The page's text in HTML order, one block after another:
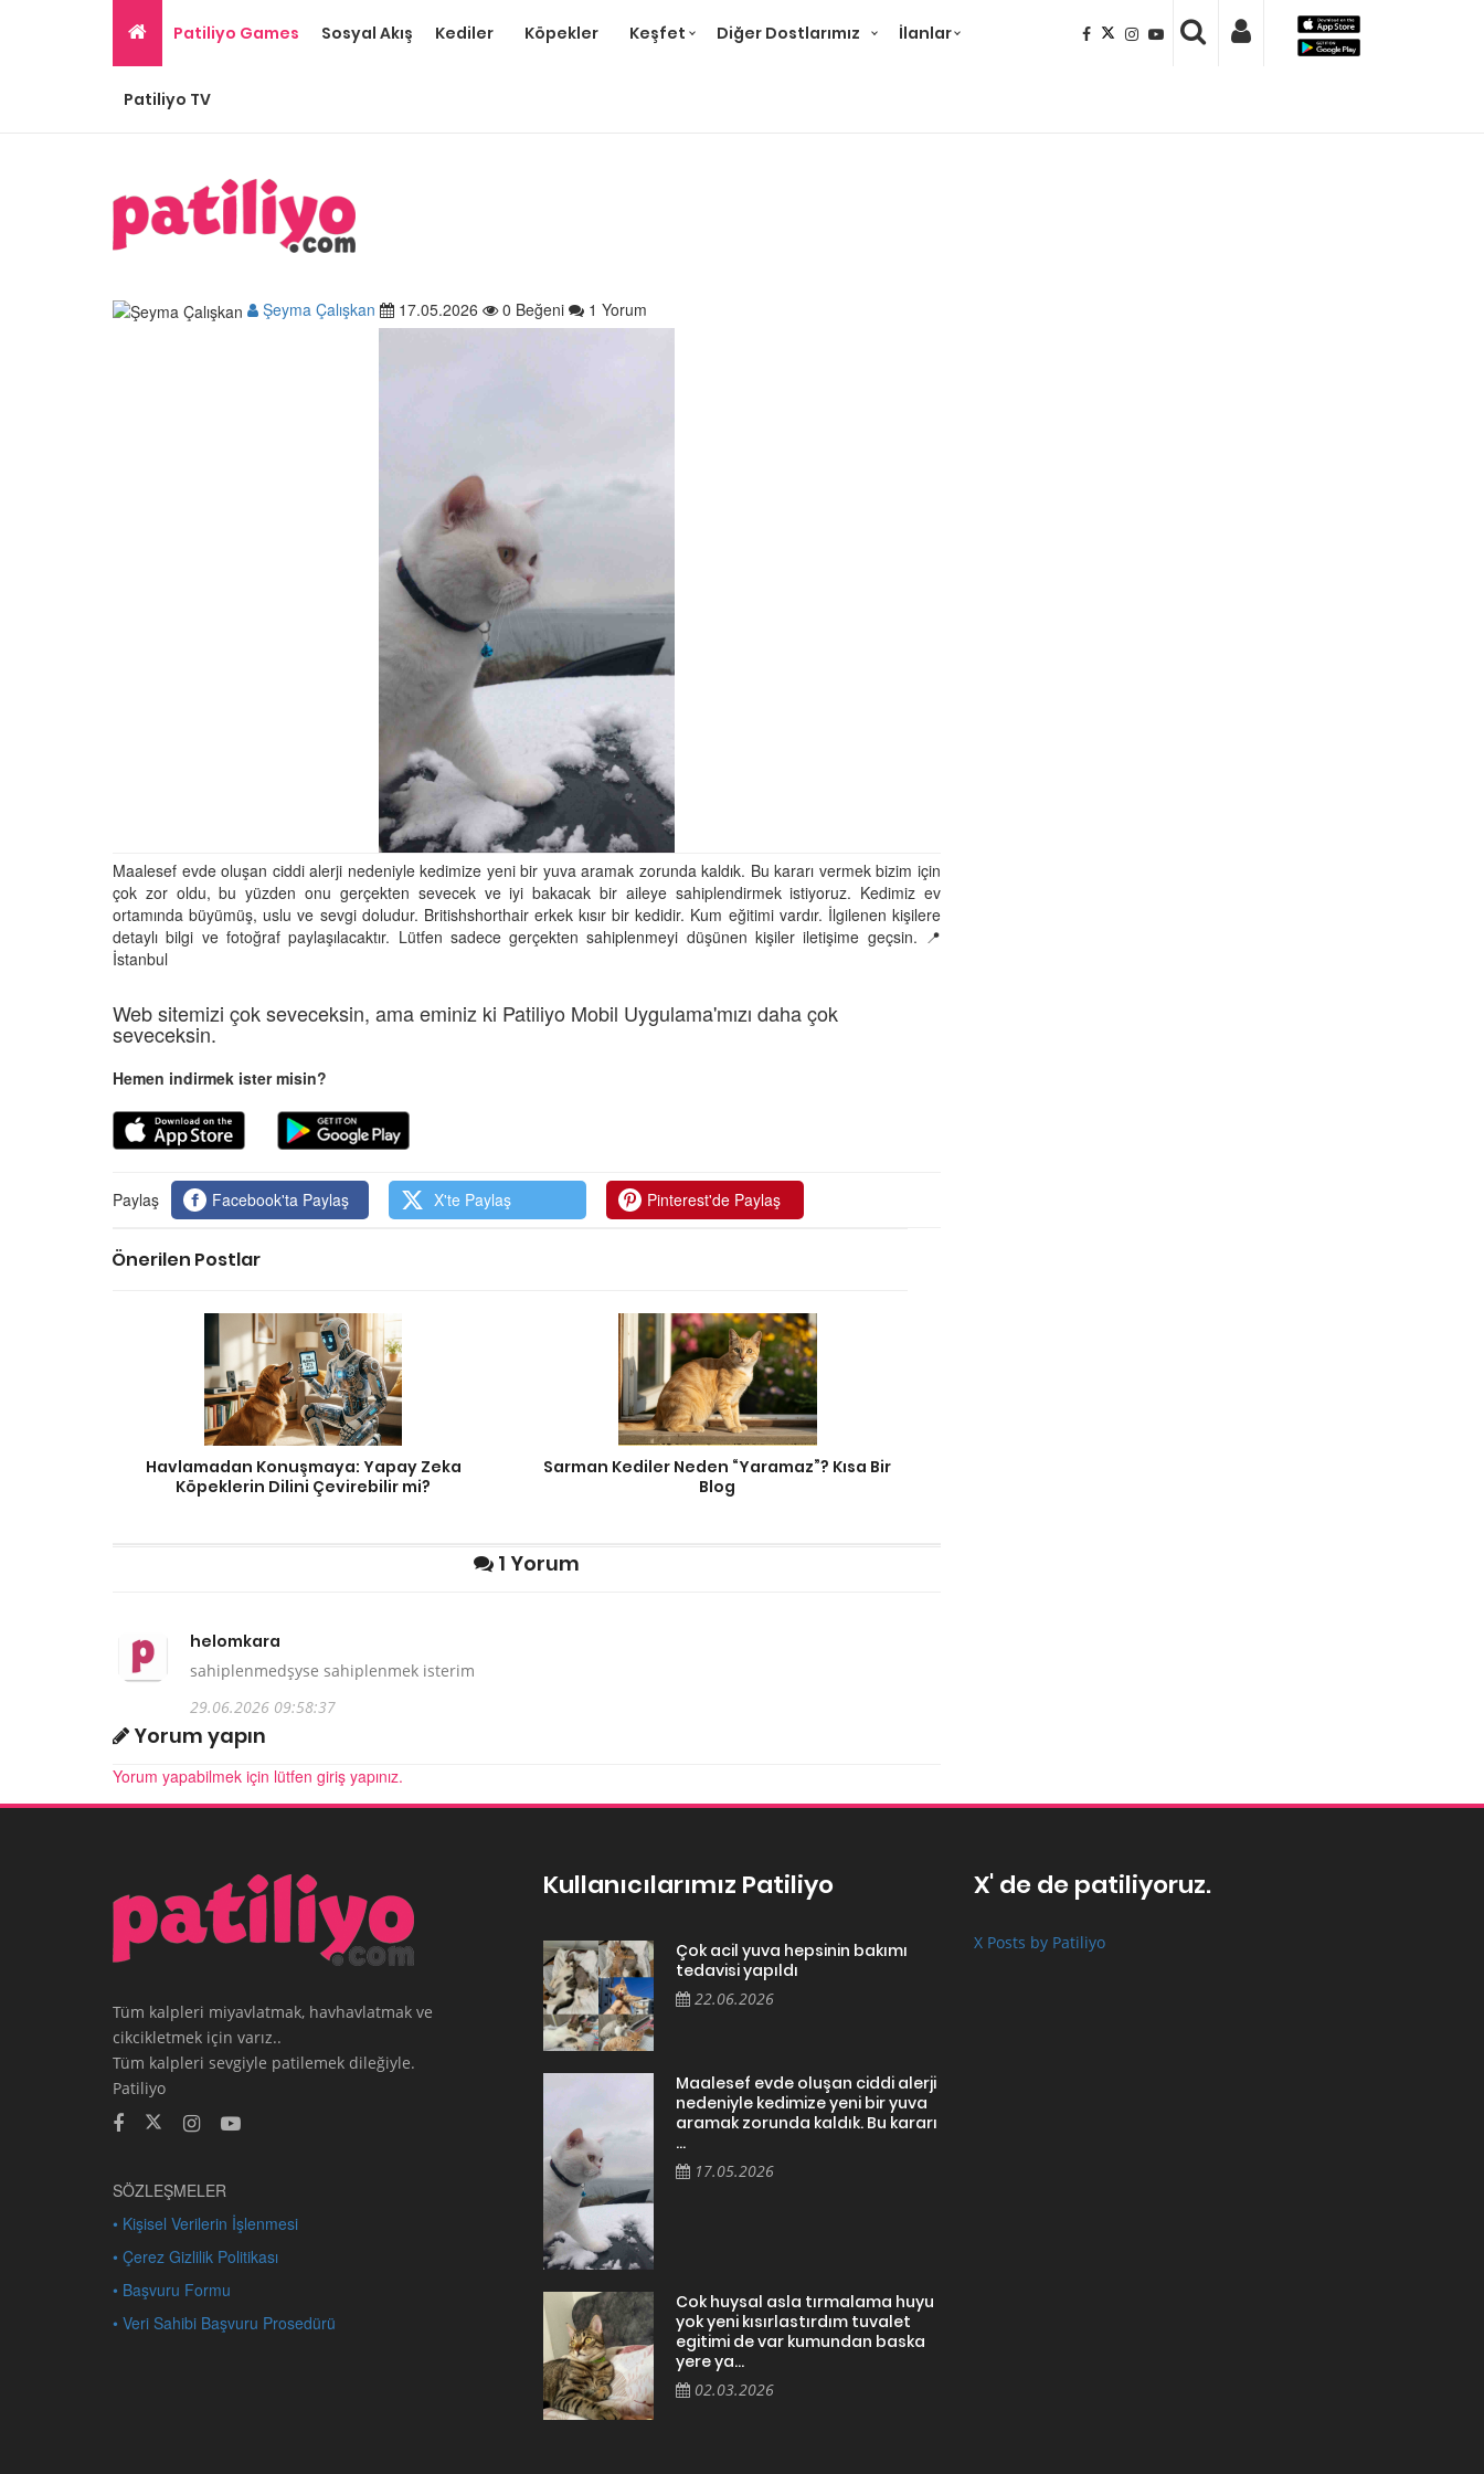
Patiliyo Games Sosyal Akış Kediler Köpekler Keşfet Diğer Dostlarımız İlanlar
Patiliyo TV
Şeyma Çalışkan 17.05.2026 0 Beğeni 1 Yorum
Maalesef evde oluşan ciddi alerji nedeniyle kedimize yeni bir yuva aramak zorunda kaldık. Bu kararı vermek bizim için
çok zor oldu, bu yüzden onu gerçekten sevecek ve iyi bakacak bir aileye sahiplendirmek istiyoruz. Kedimiz ev
ortamında büyümüş, uslu ve sevgi doludur. Britishshorthair erkek kısır bir kedidir. Kum eğitimi vardır. İlgilenen kişilere
detaylı bilgi ve fotoğraf paylaşılacaktır. Lütfen sadece gerçekten sahiplenmeyi düşünen kişiler iletişime geçsin. 📍
İstanbul
Web sitemizi çok seveceksin, ama eminiz ki Patiliyo Mobil Uygulama'mızı daha çok
seveceksin.
Hemen indirmek ister misin?
Paylaş Facebook'ta Paylaş X'te Paylaş Pinterest'de Paylaş
Önerilen Postlar
Havlamadan Konuşmaya: Yapay Zeka
Köpeklerin Dilini Çevirebilir mi?
Sarman Kediler Neden “Yaramaz”? Kısa Bir
Blog
1 Yorum
helomkara
sahiplenmedşyse sahiplenmek isterim
29.06.2026 09:58:37
Yorum yapın
Yorum yapabilmek için lütfen giriş yapınız.
Tüm kalpleri miyavlatmak, havhavlatmak ve
cikcikletmek için varız..
Tüm kalpleri sevgiyle patilemek dileğiyle.
Patiliyo
SÖZLEŞMELER
• Kişisel Verilerin İşlenmesi
• Çerez Gizlilik Politikası
• Başvuru Formu
• Veri Sahibi Başvuru Prosedürü
Kullanıcılarımız Patiliyo
Çok acil yuva hepsinin bakımı
tedavisi yapıldı
22.06.2026
Maalesef evde oluşan ciddi alerji
nedeniyle kedimize yeni bir yuva
aramak zorunda kaldık. Bu kararı
...
17.05.2026
Cok huysal asla tırmalama huyu
yok yeni kısırlastırdım tuvalet
egitimi de var kumundan baska
yere ya...
02.03.2026
X' de de patiliyoruz.
X Posts by Patiliyo